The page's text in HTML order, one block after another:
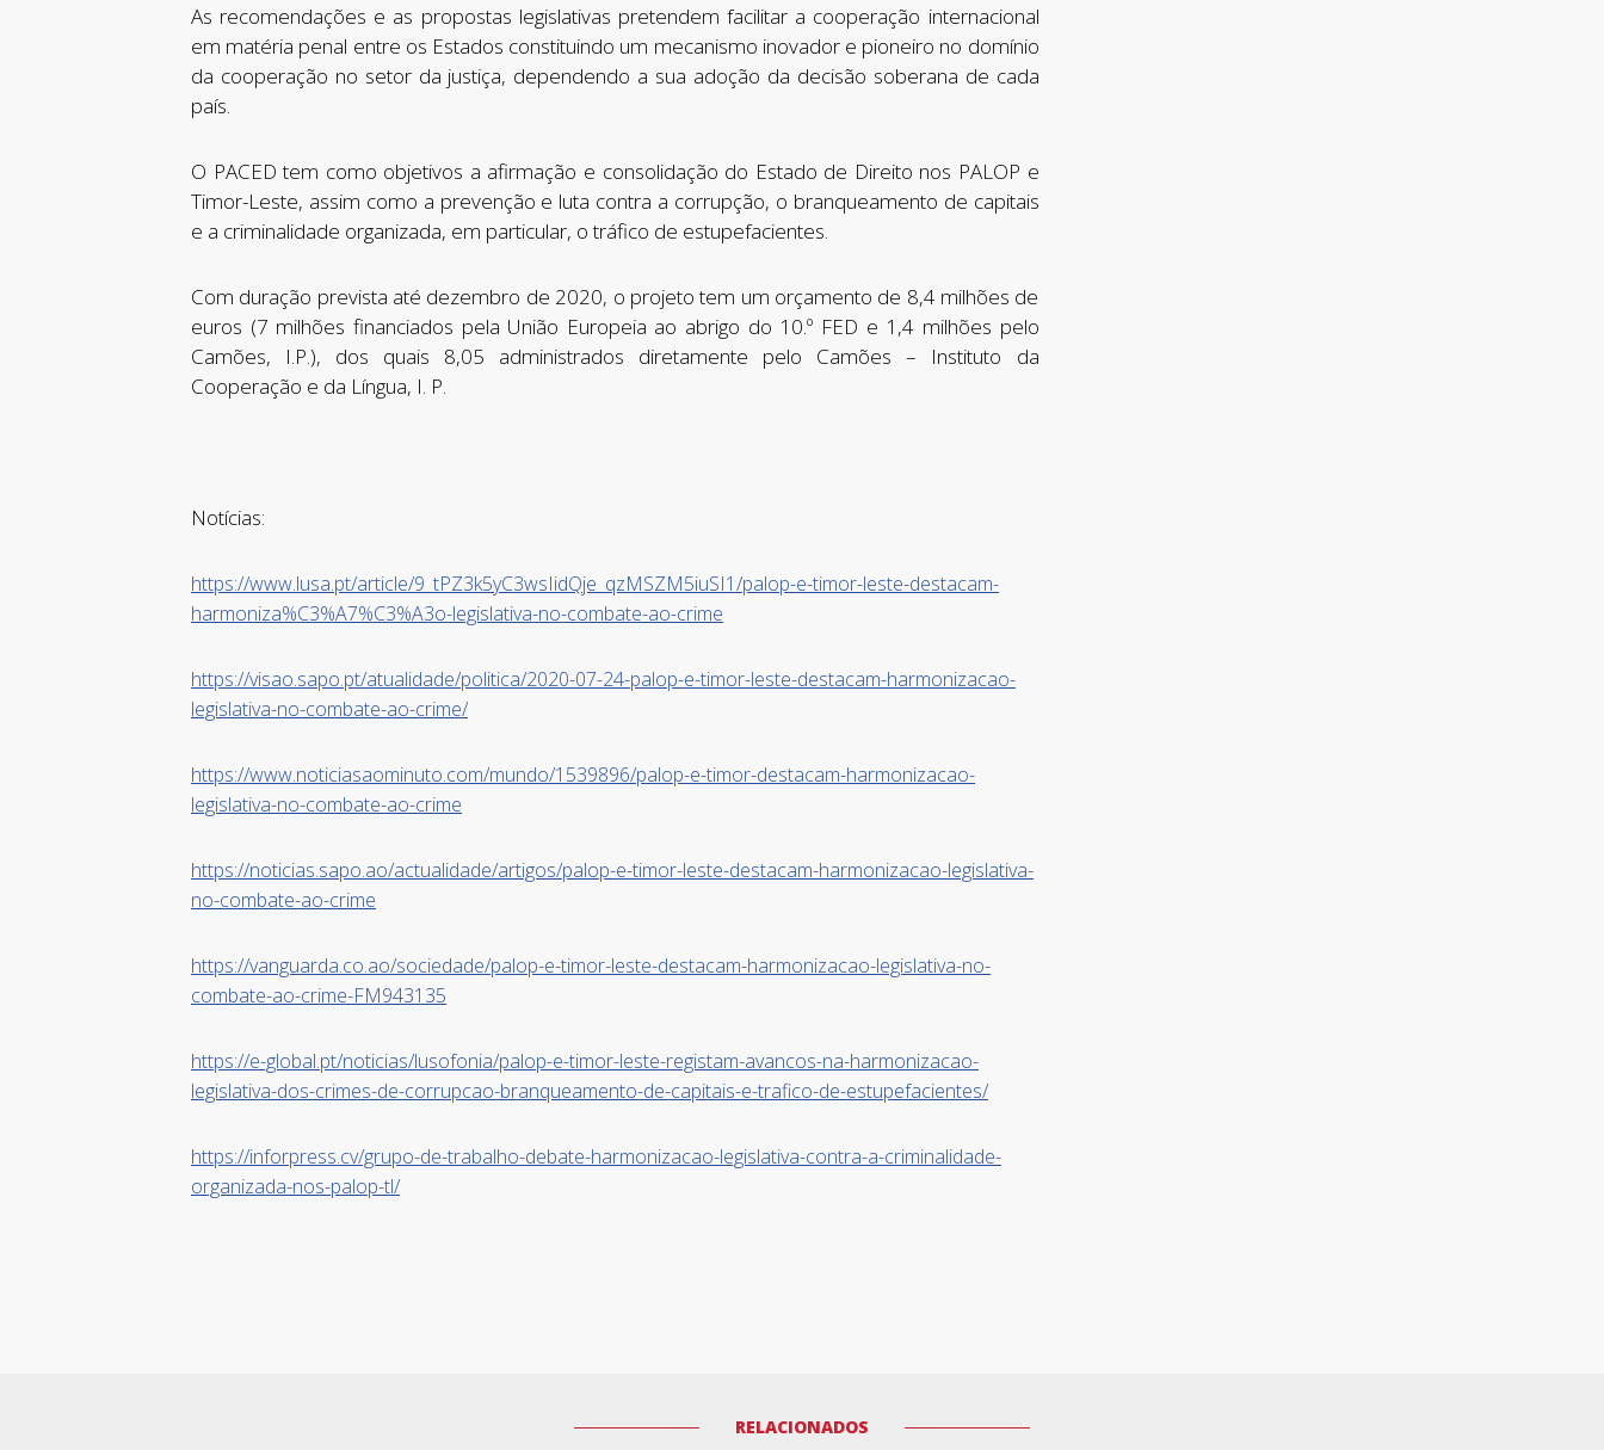
As recomendações e as propostas legislativas pretendem facilitar a cooperação internacional
em matéria penal entre os Estados constituindo um mecanismo inovador e pioneiro no domínio
da cooperação no setor da justiça, dependendo a sua adoção da decisão soberana de cada
país.
O PACED tem como objetivos a afirmação e consolidação do Estado de Direito nos PALOP e
Timor-Leste, assim como a prevenção e luta contra a corrupção, o branqueamento de capitais
e a criminalidade organizada, em particular, o tráfico de estupefacientes.
Com duração prevista até dezembro de 2020, o projeto tem um orçamento de 8,4 milhões de
euros (7 milhões financiados pela União Europeia ao abrigo do 10.º FED e 1,4 milhões pelo
Camões, I.P.), dos quais 8,05 administrados diretamente pelo Camões – Instituto da
Cooperação e da Língua, I. P.
Notícias:
https://www.lusa.pt/article/9_tPZ3k5yC3wsIidQje_qzMSZM5iuSI1/palop-e-timor-leste-destacam-
harmoniza%C3%A7%C3%A3o-legislativa-no-combate-ao-crime
https://visao.sapo.pt/atualidade/politica/2020-07-24-palop-e-timor-leste-destacam-harmonizacao-
legislativa-no-combate-ao-crime/
https://www.noticiasaominuto.com/mundo/1539896/palop-e-timor-destacam-harmonizacao-
legislativa-no-combate-ao-crime
https://noticias.sapo.ao/actualidade/artigos/palop-e-timor-leste-destacam-harmonizacao-legislativa-
no-combate-ao-crime
https://vanguarda.co.ao/sociedade/palop-e-timor-leste-destacam-harmonizacao-legislativa-no-
combate-ao-crime-FM943135
https://e-global.pt/noticias/lusofonia/palop-e-timor-leste-registam-avancos-na-harmonizacao-
legislativa-dos-crimes-de-corrupcao-branqueamento-de-capitais-e-trafico-de-estupefacientes/
https://inforpress.cv/grupo-de-trabalho-debate-harmonizacao-legislativa-contra-a-criminalidade-
organizada-nos-palop-tl/
RELACIONADOS